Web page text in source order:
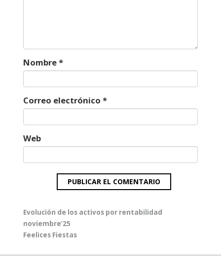
Nombre*
Correo electrónico *
Web
Navegación
de
entradas
Entrada
anterior:
Evolución de los activos por rentabilidad
noviembre’25
Entrada
Feelices Fiestas